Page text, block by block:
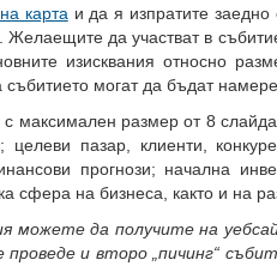
карта и да я изпратите
. Желаещите да участват в
изисквания относно
могат да бъдат
с максимален размер от 8
пазар, клиенти,
прогнози; начална
сфера на бизнеса, както и на
можете да получите на
и второ „пичинг“